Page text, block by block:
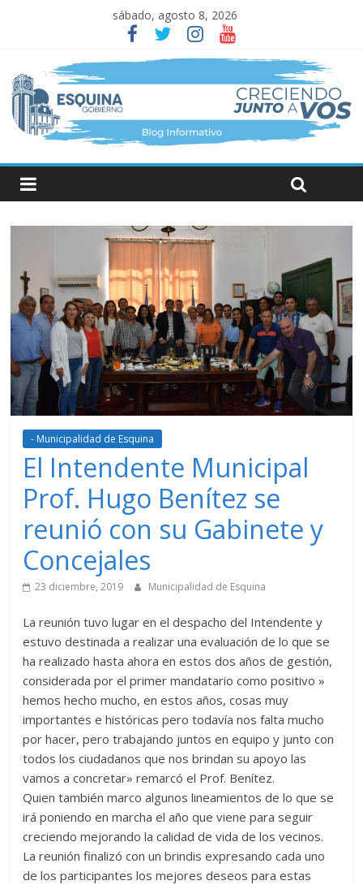
sábado, agosto 8, 2026
- Municipalidad de Esquina
El Intendente Municipal
Prof. Hugo Benítez se
reunió con su Gabinete y
Concejales
23 diciembre, 2019 Municipalidad de Esquina
La reunión tuvo lugar en el despacho del Intendente y
estuvo destinada a realizar una evaluación de lo que se
ha realizado hasta ahora en estos dos años de gestión,
considerada por el primer mandatario como positivo »
hemos hecho mucho, en estos años, cosas muy
importantes e históricas pero todavía nos falta mucho
por hacer, pero trabajando juntos en equipo y junto con
todos los ciudadanos que nos brindan su apoyo las
vamos a concretar» remarcó el Prof. Benítez.
Quien también marco algunos lineamientos de lo que se
irá poniendo en marcha el año que viene para seguir
creciendo mejorando la calidad de vida de los vecinos.
La reunión finalizó con un brindis expresando cada uno
de los participantes los mejores deseos para estas